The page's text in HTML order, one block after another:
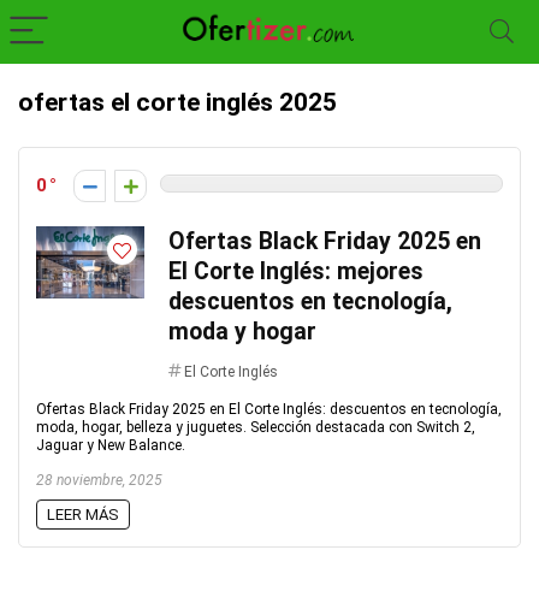
ofertas el corte inglés 2025
0
Ofertas Black Friday 2025 en
El Corte Inglés: mejores
descuentos en tecnología,
moda y hogar
El Corte Inglés
Ofertas Black Friday 2025 en El Corte Inglés: descuentos en tecnología,
moda, hogar, belleza y juguetes. Selección destacada con Switch 2,
Jaguar y New Balance.
28 noviembre, 2025
LEER MÁS